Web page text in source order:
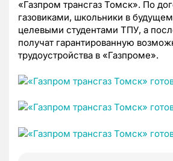
«Газпром трансгаз Томск». По
газовиками, школьники в будущем
целевыми студентами ТПУ, а
получат гарантированную
трудоустройства в «Газпроме».